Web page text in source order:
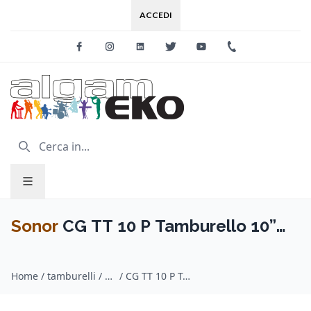
ACCEDI
FacebookInstagramLinkedinTwitter Youtube
Sonor CG TT 10 P Tamburello 10”
Home / tamburelli / Sonor / CG TT 10 P Tamburello 10” Global - Plastic